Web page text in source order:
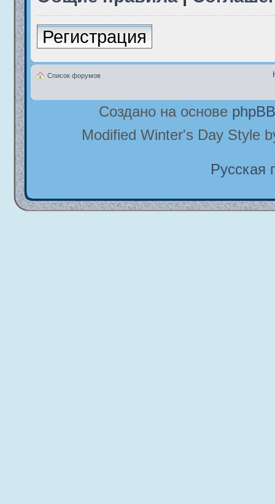
Регистрация
Список форумов
Создано на основе phpBB
Modified Winter's Day Style
Русская